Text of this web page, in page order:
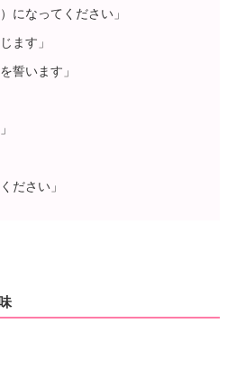
になってください」
ます」
誓います」
ださい」